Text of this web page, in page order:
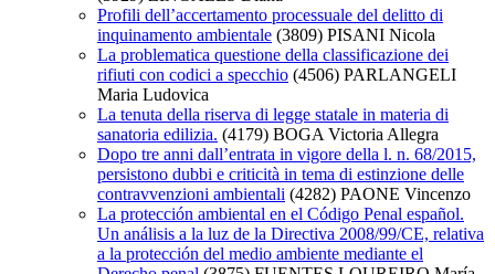
Profili dell’accertamento processuale del delitto di
inquinamento ambientale (3809) PISANI Nicola
La problematica questione della classificazione dei
rifiuti con codici a specchio (4506) PARLANGELI
Maria Ludovica
La tenuta della riserva di legge statale in materia di
sanatoria edilizia. (4179) BOGA Victoria Allegra
Dopo tre anni dall’entrata in vigore della l. n. 68/2015,
persistono dubbi e criticità in tema di estinzione delle
contravvenzioni ambientali (4282) PAONE Vincenzo
La protección ambiental en el Código Penal español.
Un análisis a la luz de la Directiva 2008/99/CE, relativa
a la protección del medio ambiente mediante el